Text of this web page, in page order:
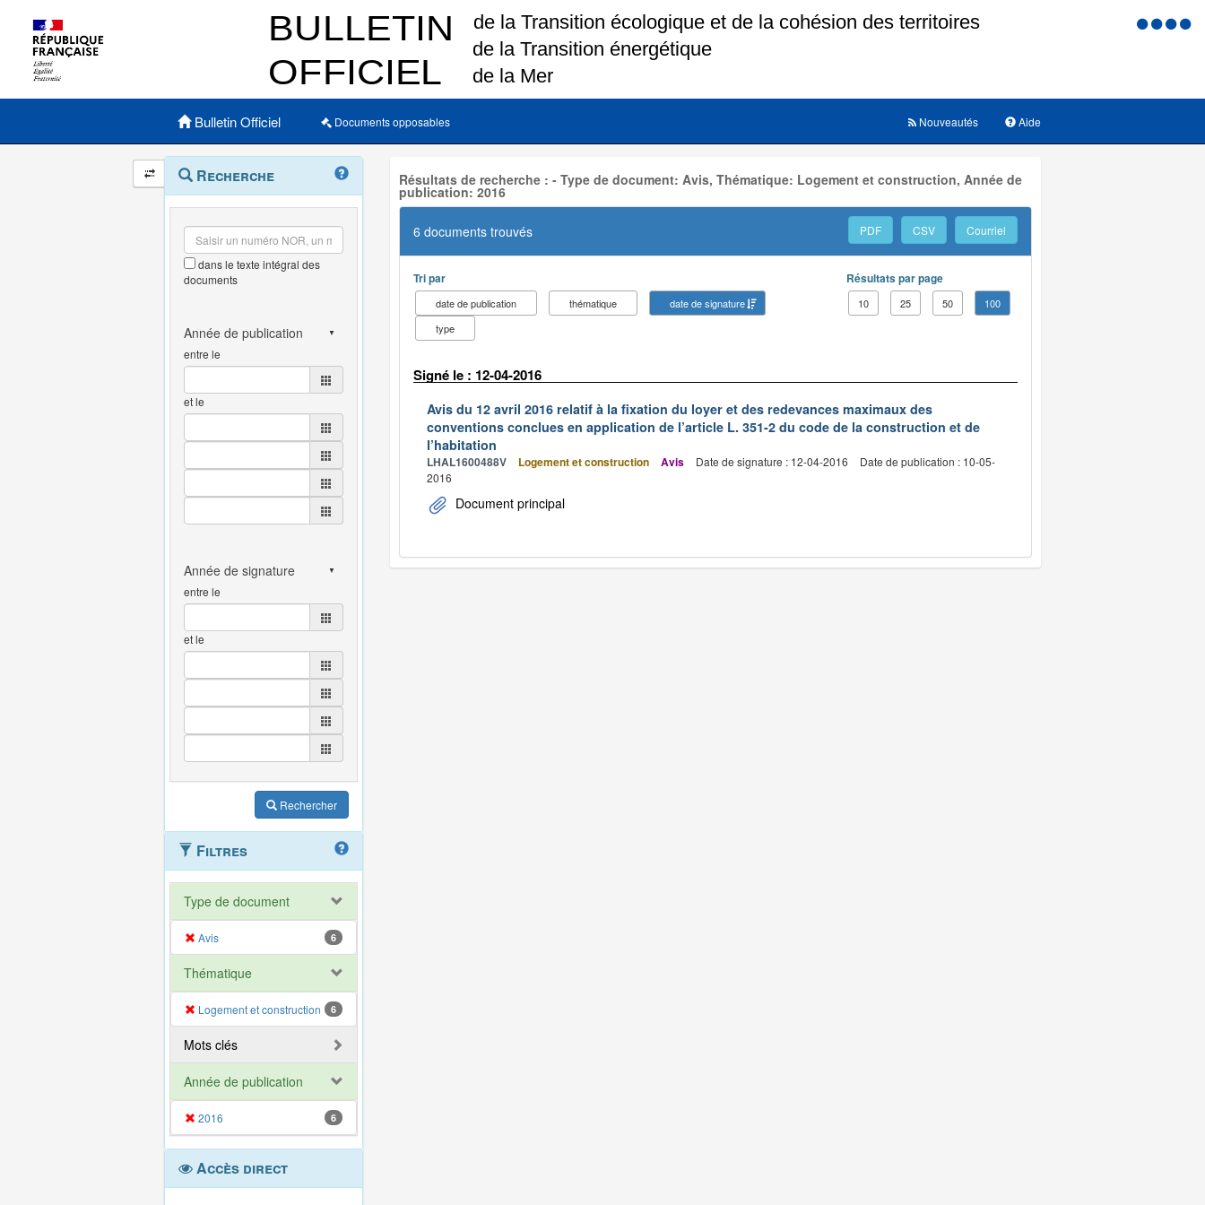
Menu
Menu principal
Bulletin Officiel Documents opposables Aide
Nouveautés
Navigation
et
outils
annexes
Menu
contextuel
Recherche
dans le texte intégral des
documents
entre le
et le
entre le
et le
Rechercher
Filtres
Type de document
Avis 6
Thématique
Logement et construction 6
Mots clés
Année de publication
2016 6
Accès direct
Résultats de recherche : - Type de document: Avis, Thématique: Logement et construction, Année de
publication: 2016
6 documents trouvés PDF CSV Courriel
Tri par
date de publication thématique
date de signature
type
Résultats par page
10 25 50 100
Signé le : 12-04-2016
Avis du 12 avril 2016 relatif à la fixation du loyer et des redevances maximaux des
conventions conclues en application de l’article L. 351-2 du code de la construction et de
l’habitation
LHAL1600488V Logement et construction Avis Date de signature : 12-04-2016
Date de publication : 10-05-
2016
Document principal